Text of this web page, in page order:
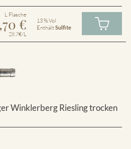
L Flasche
€
28.7€/L
13 % Vol
EnthältSulfite
Winklerberg Riesling trocken